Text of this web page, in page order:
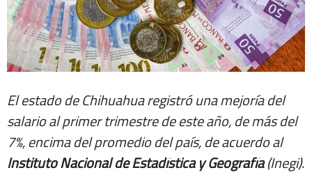
El estado de Chihuahua registró una mejoría del
salario al primer trimestre de este año, de más del
7%, encima del promedio del país, de acuerdo al
Instituto Nacional de Estadística y Geografía(Inegi).